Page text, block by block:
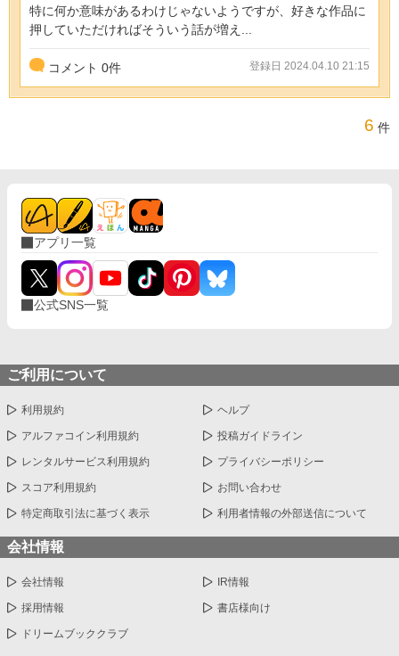
特に何か意味があるわけじゃないようですが、好きな作品に
押していただければそういう話が増え...
コメント 0件 登録日 2024.04.10 21:15
6 件
アプリ一覧
公式SNS一覧
ご利用について
利用規約 ヘルプ
アルファコイン利用規約 投稿ガイドライン
レンタルサービス利用規約 プライバシーポリシー
スコア利用規約 お問い合わせ
特定商取引法に基づく表示 利用者情報の外部送信について
会社情報
会社情報 IR情報
採用情報 書店様向け
ドリームブッククラブ